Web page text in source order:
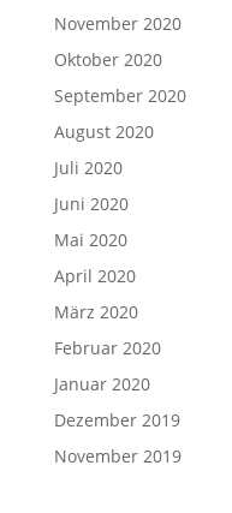
November 2020
Oktober 2020
September 2020
August 2020
Juli 2020
Juni 2020
Mai 2020
April 2020
März 2020
Februar 2020
Januar 2020
Dezember 2019
November 2019